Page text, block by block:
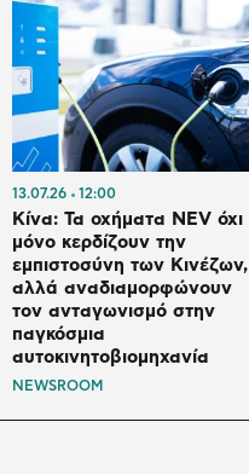
13.07.26 12:00
Κίνα: Τα οχήματα NEV όχι
μόνο κερδίζουν την
εμπιστοσύνη των Κινέζων,
αλλά αναδιαμορφώνουν
τον ανταγωνισμό στην
παγκόσμια
αυτοκινητοβιομηχανία
NEWSROOM